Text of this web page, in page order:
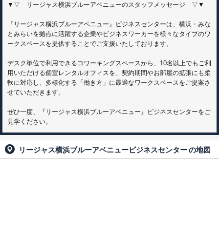
▼▽ リージャス横浜ブルーアベニューのスタッフメッセージ ▽▼
『リージャス横浜ブルーアベニュー』ビジネスセンターは、横浜・みな
とみらいを拠点に活躍する企業やビジネスワーカーを様々なタイプのワ
ークスペースを提供することでご支援いたしております。
デスク単位で利用できるコワーキングスペースから、10名以上でもご利
用いただける個室レンタルオフィスを、契約期間やお部屋の拡張にも柔
軟に対応し、多様化する「働き方」に最適なワークスペースをご提案さ
せていただきます。
ぜひ一度、『リージャス横浜ブルーアベニュー』ビジネスセンターをご
見学ください。
リージャス横浜ブルーアベニュービジネスセンターの地図